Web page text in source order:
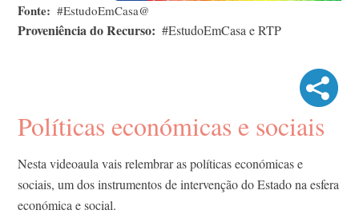
Fonte #EstudoEmCasa@
Proveniência do Recurso #EstudoEmCasa e RTP
Políticas económicas e sociais
Nesta videoaula vais relembrar as políticas económicas e
sociais, um dos instrumentos de intervenção do Estado na esfera
económica e social.